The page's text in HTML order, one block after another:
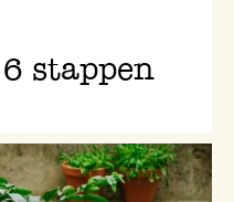
stappen